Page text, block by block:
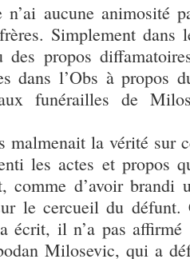
aucune animosité
Simplement dans
propos
dans l’Obs à propos
funérailles de
malmenait la vérité sur
les actes et propos
comme d’avoir brandi
le cercueil du défunt.
écrit, il n’a pas affirmé
Milosevic, qui a